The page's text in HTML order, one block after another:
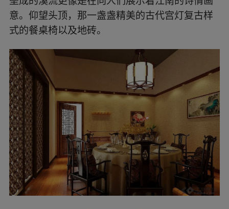
意。仰望头顶，那一盏盏精美的古代宫灯复古样
式的餐桌椅以及地砖。